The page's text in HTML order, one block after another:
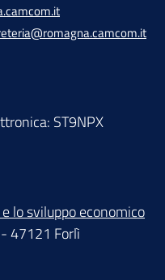
ST9NPX
lo sviluppo economico
- 47121 Forlì